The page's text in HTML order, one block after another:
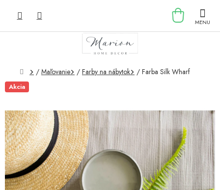
KOŠÍK
Domov
/ Maľovanie / Farby na nábytok / Farba Silk Wharf
Akcia